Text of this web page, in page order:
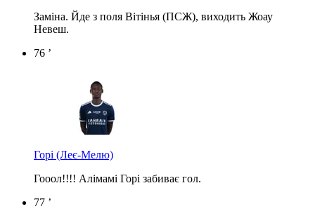
Заміна. Йде з поля Вітінья (ПСЖ), виходить Жоау
Невеш.
76 ’
Горі (Леє-Мелю)
Гооол!!!! Алімамі Горі забиває гол.
77 ’